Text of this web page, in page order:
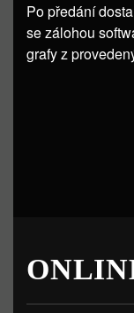
Po předání
se zálohou
grafy z